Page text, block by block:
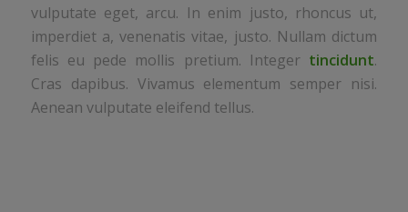
vulputate eget, arcu. In enim justo, rhoncus ut,
imperdiet a, venenatis vitae, justo. Nullam dictum
felis eu pede mollis pretium. Integer tincidunt.
Cras dapibus. Vivamus elementum semper nisi.
Aenean vulputate eleifend tellus.